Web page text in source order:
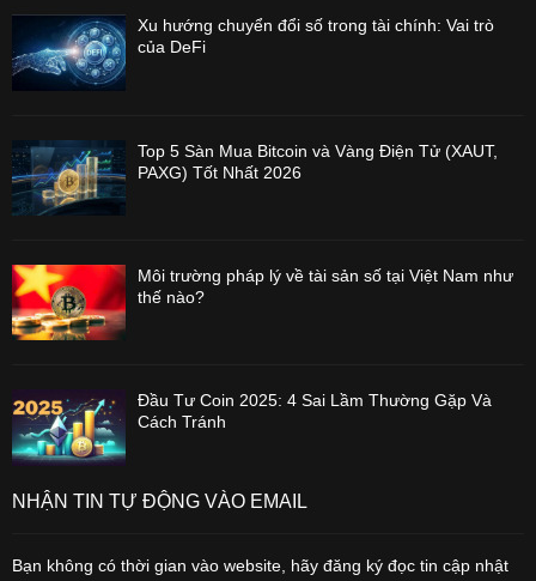
Xu hướng chuyển đổi số trong tài chính: Vai trò
của DeFi
Top 5 Sàn Mua Bitcoin và Vàng Điện Tử (XAUT,
PAXG) Tốt Nhất 2026
Môi trường pháp lý về tài sản số tại Việt Nam như
thế nào?
Đầu Tư Coin 2025: 4 Sai Lầm Thường Gặp Và
Cách Tránh
NHẬN TIN TỰ ĐỘNG VÀO EMAIL
Bạn không có thời gian vào website, hãy đăng ký đọc tin cập nhật